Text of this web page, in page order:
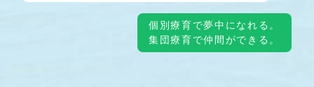
個別療育で夢中になれる。
集団療育で仲間ができる。